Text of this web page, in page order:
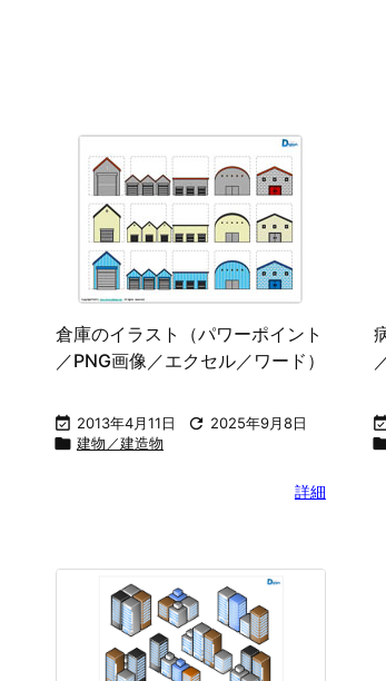
倉庫のイラスト（パワーポイント
／PNG画像／エクセル／ワード）
 2013年4月11日  2025年9月8日
 建物／建造物
詳細